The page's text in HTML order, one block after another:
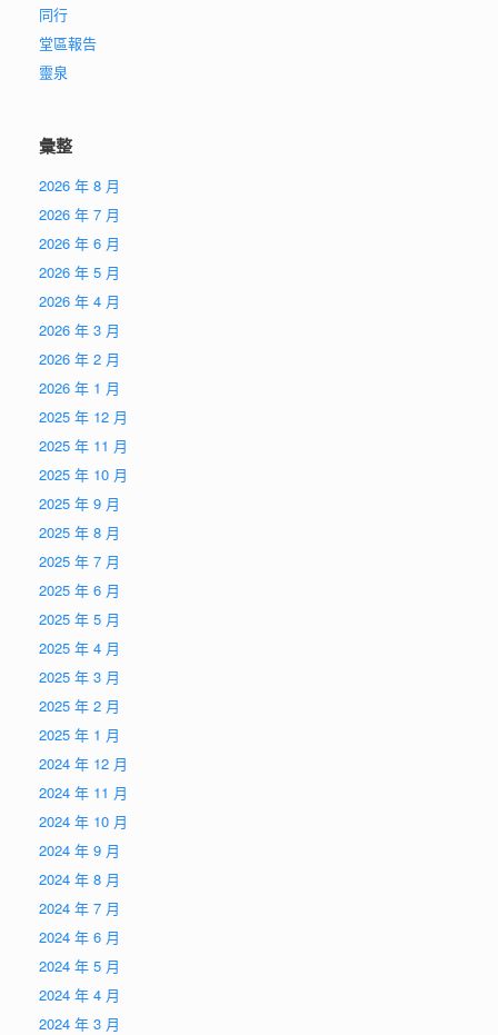
同行
堂區報告
靈泉
彙整
2026 年 8 月
2026 年 7 月
2026 年 6 月
2026 年 5 月
2026 年 4 月
2026 年 3 月
2026 年 2 月
2026 年 1 月
2025 年 12 月
2025 年 11 月
2025 年 10 月
2025 年 9 月
2025 年 8 月
2025 年 7 月
2025 年 6 月
2025 年 5 月
2025 年 4 月
2025 年 3 月
2025 年 2 月
2025 年 1 月
2024 年 12 月
2024 年 11 月
2024 年 10 月
2024 年 9 月
2024 年 8 月
2024 年 7 月
2024 年 6 月
2024 年 5 月
2024 年 4 月
2024 年 3 月